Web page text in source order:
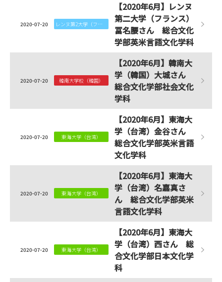
2020-07-20 レンヌ第2大学（フランス）
【2020年6月】レンヌ
第二大学（フランス）
冨名腰さん 総合文化
学部英米言語文化学科
2020-07-20 韓南大学校（韓国）
【2020年6月】韓南大
学（韓国）大城さん
総合文化学部社会文化
学科
2020-07-20 東海大学（台湾）
【2020年6月】東海大
学（台湾）金谷さん
総合文化学部英米言語
文化学科
2020-07-20 東海大学（台湾）
【2020年6月】東海大
学（台湾）名嘉真さ
ん 総合文化学部英米
言語文化学科
2020-07-20 東海大学（台湾）
【2020年6月】東海大
学（台湾）西さん 総
合文化学部日本文化学
科